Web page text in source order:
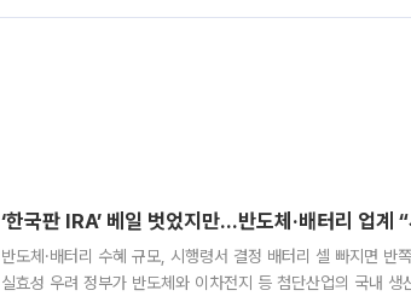
‘한국판 IRA’ 베일 벗었지만…반도체·배터리 업계
반도체·배터리 수혜 규모, 시행령서 결정 배터리 셀 빠지면
실효성 우려 정부가 반도체와 이차전지 등 첨단산업의 국내 생